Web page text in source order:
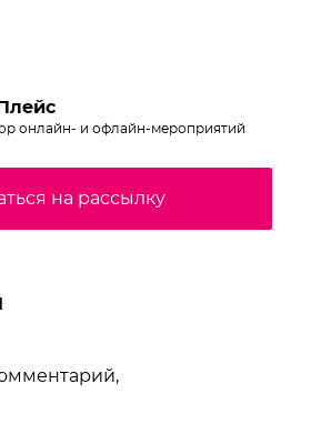
онлайн- и офлайн-мероприятий
на рассылку